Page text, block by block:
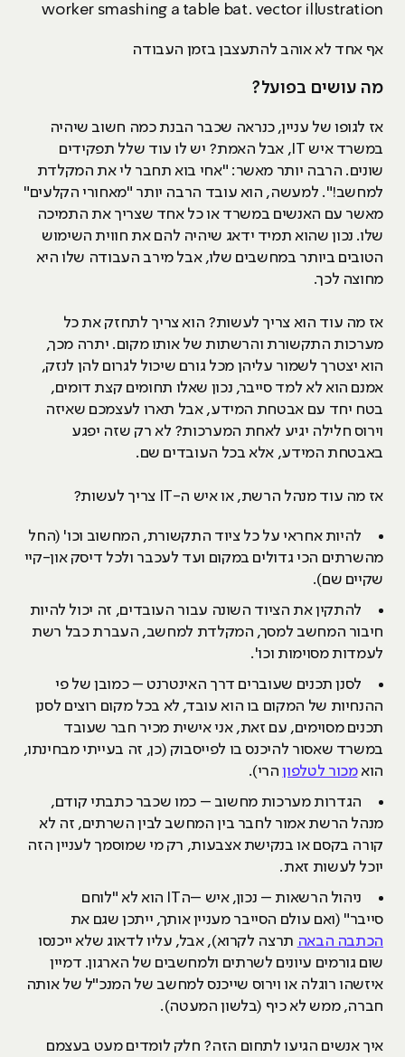
worker smashing a table bat. vector illustration
אף אחד לא אוהב להתעצבן בזמן העבודה
מה עושים בפועל?
אז לגופו של עניין, כנראה שכבר הבנת כמה חשוב שיהיה
במשרד איש IT, אבל האמת? יש לו עוד שלל תפקידים
שונים. הרבה יותר מאשר: "אחי בוא תחבר לי את המקלדת
למחשב!". למעשה, הוא עובד הרבה יותר "מאחורי הקלעים"
מאשר עם האנשים במשרד או כל אחד שצריך את התמיכה
שלו. נכון שהוא תמיד ידאג שיהיה להם את חווית השימוש
הטובים ביותר במחשבים שלו, אבל מירב העבודה שלו היא
מחוצה לכך.
אז מה עוד הוא צריך לעשות? הוא צריך לתחזק את כל
מערכות התקשורת והרשתות של אותו מקום. יתרה מכך,
הוא יצטרך לשמור עליהן מכל גורם שיכול לגרום להן לנזק,
אמנם הוא לא למד סייבר, נכון שאלו תחומים קצת דומים,
בטח יחד עם אבטחת המידע, אבל תארו לעצמכם שאיזה
וירוס חלילה יגיע לאחת המערכות? לא רק שזה יפגע
באבטחת המידע, אלא בכל העובדים שם.
אז מה עוד מנהל הרשת, או איש ה-IT צריך לעשות?
להיות אחראי על כל ציוד התקשורת, המחשוב וכו' (החל
מהשרתים הכי גדולים במקום ועד לעכבר ולכל דיסק און-קיי
שקיים שם).
להתקין את הציוד השונה עבור העובדים, זה יכול להיות
חיבור המחשב למסך, המקלדת למחשב, העברת כבל רשת
לעמדות מסוימות וכו'.
לסנן תכנים שעוברים דרך האינטרנט – כמובן של פי
ההנחיות של המקום בו הוא עובד, לא בכל מקום רוצים לסנן
תכנים מסוימים, עם זאת, אני אישית מכיר חבר שעובד
במשרד שאסור להיכנס בו לפייסבוק (כן, זה בעייתי מבחינתו,
הואמכור לטלפוןהרי).
הגדרות מערכות מחשוב – כמו שכבר כתבתי קודם,
מנהל הרשת אמור לחבר בין המחשב לבין השרתים, זה לא
קורה בקסם או בנקישת אצבעות, רק מי שמוסמך לעניין הזה
יוכל לעשות זאת.
ניהול הרשאות – נכון, איש –הIT הוא לא "לוחם
סייבר" (ואם עולם הסייבר מעניין אותך, ייתכן שגם את
הכתבה הבאה תרצה לקרוא), אבל, עליו לדאוג שלא ייכנסו
שום גורמים עיונים לשרתים ולמחשבים של הארגון. דמיין
איזשהו רוגלה או וירוס שייכנס למחשב של המנכ"ל של אותה
חברה, ממש לא כיף (בלשון המעטה).
איך אנשים הגיעו לתחום הזה? חלק לומדים מעט בעצמם